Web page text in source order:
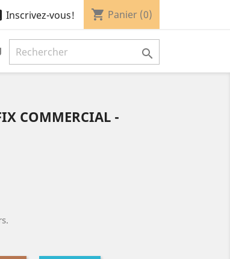
Inscrivez-vous! shopping_cart Panier (0)

COMMERCIAL -